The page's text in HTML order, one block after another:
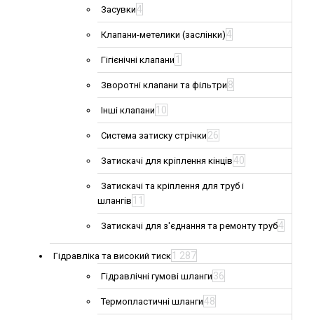
Засувки4
Клапани-метелики (заслінки)4
Гігієнічні клапани 1
Зворотні клапани та фільтри 8
Інші клапани 10
Система затиску стрічки 26
Затискачі для кріплення кінців40
Затискачі та кріплення для труб і
шлангів 11
Затискачі для з'єднання та ремонту труб4
Гідравліка та високий тиск 1 287
Гідравлічні гумові шланги 36
Термопластичні шланги48